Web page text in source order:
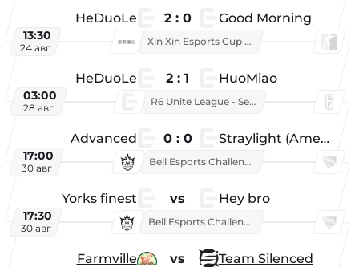
HeDuoLe 2 : 0 Good Morning
13:30
24 авг
Xin Xin Esports Cup 2026
HeDuoLe 2 : 1 HuoMiao
03:00
28 авг
R6 Unite League - Season 1
Advanced 0 : 0 Straylight (American team)
17:00
30 авг
Bell Esports Challenge 2026
Yorks finest vs Hey bro
17:30
30 авг
Bell Esports Challenge 2026
Farmville vs Team Silenced